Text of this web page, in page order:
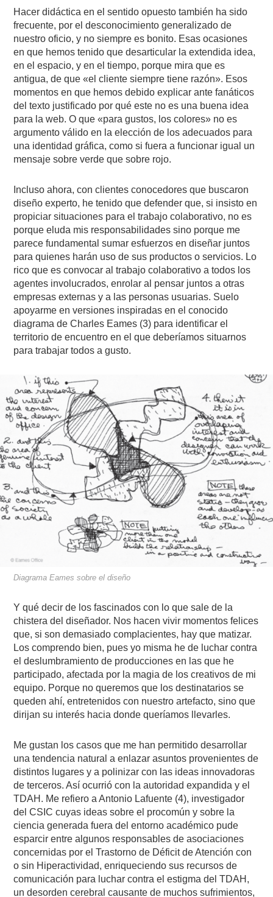
Hacer didáctica en el sentido opuesto también ha sido
frecuente, por el desconocimiento generalizado de
nuestro oficio, y no siempre es bonito. Esas ocasiones
en que hemos tenido que desarticular la extendida idea,
en el espacio, y en el tiempo, porque mira que es
antigua, de que «el cliente siempre tiene razón». Esos
momentos en que hemos debido explicar ante fanáticos
del texto justificado por qué este no es una buena idea
para la web. O que «para gustos, los colores» no es
argumento válido en la elección de los adecuados para
una identidad gráfica, como si fuera a funcionar igual un
mensaje sobre verde que sobre rojo.
Incluso ahora, con clientes conocedores que buscaron
diseño experto, he tenido que defender que, si insisto en
propiciar situaciones para el trabajo colaborativo, no es
porque eluda mis responsabilidades sino porque me
parece fundamental sumar esfuerzos en diseñar juntos
para quienes harán uso de sus productos o servicios. Lo
rico que es convocar al trabajo colaborativo a todos los
agentes involucrados, enrolar al pensar juntos a otras
empresas externas y a las personas usuarias. Suelo
apoyarme en versiones inspiradas en el conocido
diagrama de Charles Eames (3) para identificar el
territorio de encuentro en el que deberíamos situarnos
para trabajar todos a gusto.
Diagrama Eames sobre el diseño
Y qué decir de los fascinados con lo que sale de la
chistera del diseñador. Nos hacen vivir momentos felices
que, si son demasiado complacientes, hay que matizar.
Los comprendo bien, pues yo misma he de luchar contra
el deslumbramiento de producciones en las que he
participado, afectada por la magia de los creativos de mi
equipo. Porque no queremos que los destinatarios se
queden ahí, entretenidos con nuestro artefacto, sino que
dirijan su interés hacia donde queríamos llevarles.
Me gustan los casos que me han permitido desarrollar
una tendencia natural a enlazar asuntos provenientes de
distintos lugares y a polinizar con las ideas innovadoras
de terceros. Así ocurrió con la autoridad expandida y el
TDAH. Me refiero a Antonio Lafuente (4), investigador
del CSIC cuyas ideas sobre el procomún y sobre la
ciencia generada fuera del entorno académico pude
esparcir entre algunos responsables de asociaciones
concernidas por el Trastorno de Déficit de Atención con
o sin Hiperactividad, enriqueciendo sus recursos de
comunicación para luchar contra el estigma del TDAH,
un desorden cerebral causante de muchos sufrimientos,